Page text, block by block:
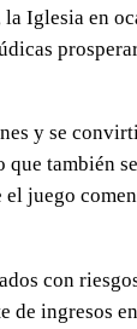
Iglesia en
y se
que también
juego
con
de ingresos